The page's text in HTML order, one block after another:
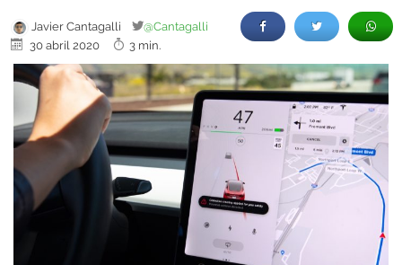
Javier Cantagalli
@Cantagalli
30 abril 2020
3 min.